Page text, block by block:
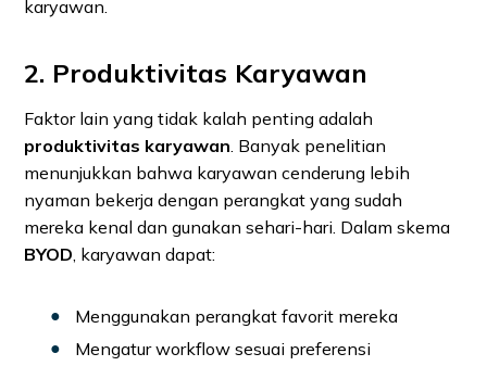
karyawan.
2. Produktivitas Karyawan
Faktor lain yang tidak kalah penting adalah
produktivitas karyawan . Banyak penelitian
menunjukkan bahwa karyawan cenderung lebih
nyaman bekerja dengan perangkat yang sudah
mereka kenal dan gunakan sehari-hari. Dalam skema
BYOD , karyawan dapat:
Menggunakan perangkat favorit mereka
Mengatur workflow sesuai preferensi